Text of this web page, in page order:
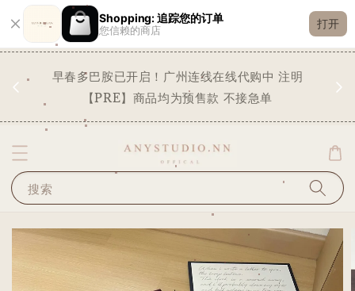
Shopping: 追踪您的订单
您信赖的商店
打开
早春多巴胺已开启！广州连线在线代购中 注明
【PRE】商品均为预售款 不接急单
搜索